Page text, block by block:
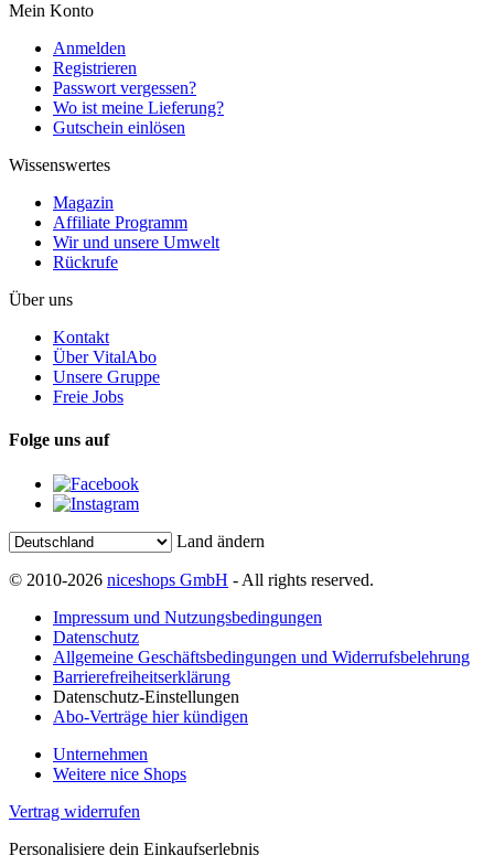
Mein Konto
Anmelden
Registrieren
Passwort vergessen?
Wo ist meine Lieferung?
Gutschein einlösen
Wissenswertes
Magazin
Affiliate Programm
Wir und unsere Umwelt
Rückrufe
Über uns
Kontakt
Über VitalAbo
Unsere Gruppe
Freie Jobs
Folge uns auf
Land ändern
© 2010-2026 niceshops GmbH - All rights reserved.
Impressum und Nutzungsbedingungen
Datenschutz
Allgemeine Geschäftsbedingungen und Widerrufsbelehrung
Barrierefreiheitserklärung
Datenschutz-Einstellungen
Abo-Verträge hier kündigen
Unternehmen
Weitere nice Shops
Vertrag widerrufen
Personalisiere dein Einkaufserlebnis